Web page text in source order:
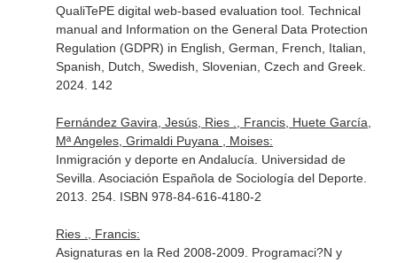
QualiTePE digital web-based evaluation tool. Technical
manual and Information on the General Data Protection
Regulation (GDPR) in English, German, French, Italian,
Spanish, Dutch, Swedish, Slovenian, Czech and Greek.
2024. 142
Fernández Gavira, Jesús, Ries ., Francis, Huete García,
Mª Angeles, Grimaldi Puyana , Moises:
Inmigración y deporte en Andalucía. Universidad de
Sevilla. Asociación Española de Sociología del Deporte.
2013. 254. ISBN 978-84-616-4180-2
Ries ., Francis:
Asignaturas en la Red 2008-2009. Programaci?N y